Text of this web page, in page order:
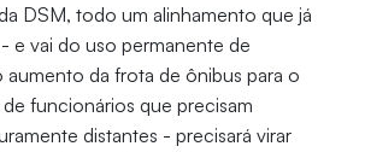
DSM, todo um alinhamento que já
e vai do uso permanente de
aumento da frota de ônibus para o
funcionários que precisam
distantes - precisará virar